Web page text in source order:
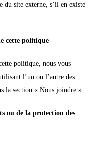
site externe, s’il en existe
cette politique
politique, nous vous
l’un ou l’autre des
la section « Nous joindre ».
ou de la protection des